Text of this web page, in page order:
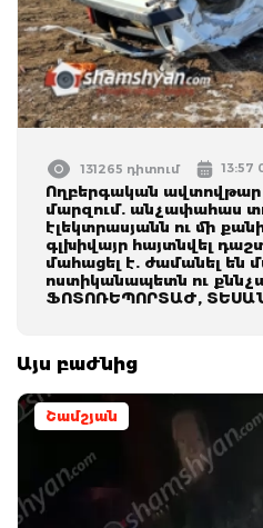
131265 դիտում 13:57
Ողբերգական
մարզում. անչափահաս
էլեկտրասյանն ու մի
գլխիվայր հայտնվել
մահացել է. ժամանել են
ոստիկանապետն ու
ՖՈՏՈՌԵՊՈՐՏԱԺ,
Այս բաժնից
Շամշյան